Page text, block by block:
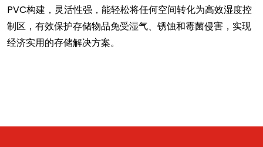
PVC构建，灵活性强，能轻松将任何空间转化为高效湿度控
制区，有效保护存储物品免受湿气、锈蚀和霉菌侵害，实现
经济实用的存储解决方案。